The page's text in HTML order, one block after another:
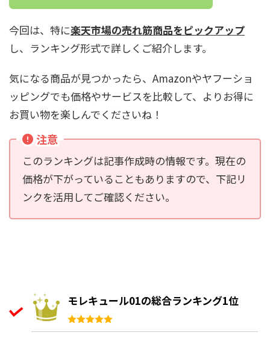
今回は、特に楽天市場の売れ筋商品をピックアップ
し、ランキング形式で詳しくご紹介します。
気になる商品が見つかったら、Amazonやヤフーショ
ッピングでも価格やサービスを比較して、よりお得に
お買い物を楽しんでくださいね！
注意
このランキングは記事作成時の情報です。現在の
価格が下がっていることもありますので、下記リ
ンクを活用してご確認ください。
モレキュール01の総合ランキング1位